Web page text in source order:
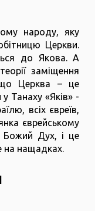
народу, яку
Церкви.
до Якова. А
заміщення
Церква – це
Танаху «Яків» -
всіх євреїв,
єврейському
Божий Дух, і це
на нащадках.